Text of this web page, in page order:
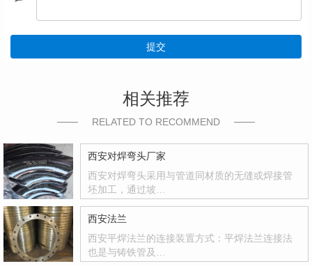
提交
相关推荐
RELATED TO RECOMMEND
西安对焊弯头厂家
西安对焊弯头采用与管道同材质的无缝或焊接管
坯加工，通过坡…
西安法兰
西安平焊法兰的连接装置方式：平焊法兰连接法
也是与铸铁管及…